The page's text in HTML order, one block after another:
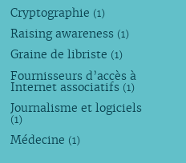
Cryptographie (1)
Raising awareness (1)
Graine de libriste (1)
Fournisseurs d’accès à
Internet associatifs (1)
Journalisme et logiciels
(1)
Médecine (1)